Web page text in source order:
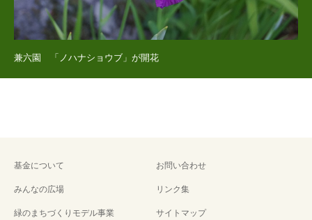
兼六園 「ノハナショウブ」が開花
基金について
みんなの広場
緑のまちづくりモデル事業
お問い合わせ
リンク集
サイトマップ